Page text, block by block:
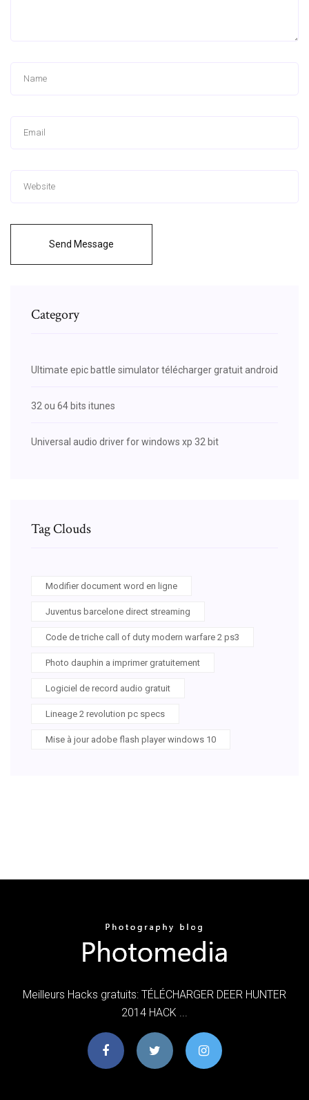
Send Message
Category
Ultimate epic battle simulator télécharger gratuit android
32 ou 64 bits itunes
Universal audio driver for windows xp 32 bit
Tag Clouds
Modifier document word en ligne
Juventus barcelone direct streaming
Code de triche call of duty modern warfare 2 ps3
Photo dauphin a imprimer gratuitement
Logiciel de record audio gratuit
Lineage 2 revolution pc specs
Mise à jour adobe flash player windows 10
Meilleurs Hacks gratuits: TÉLÉCHARGER DEER HUNTER
2014 HACK ...